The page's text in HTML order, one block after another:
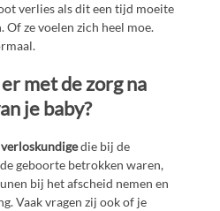
verlies als dit een tijd moeite
Of ze voelen zich heel moe.
met de zorg na
je baby?
die bij de
geboorte betrokken waren,
bij het afscheid nemen en
Vaak vragen zij ook of je